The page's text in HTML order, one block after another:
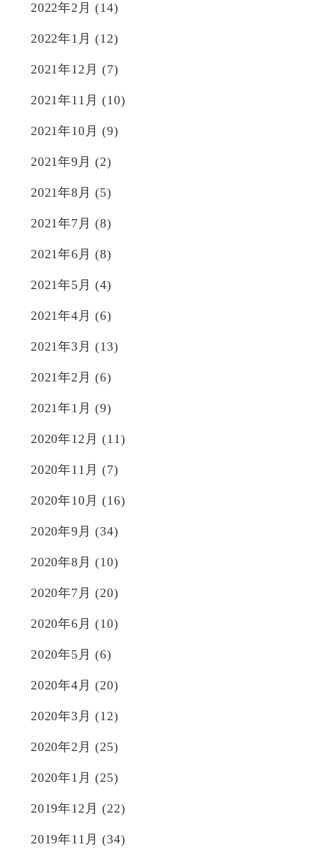
2022年2月 (14)
2022年1月 (12)
2021年12月 (7)
2021年11月 (10)
2021年10月 (9)
2021年9月 (2)
2021年8月 (5)
2021年7月 (8)
2021年6月 (8)
2021年5月 (4)
2021年4月 (6)
2021年3月 (13)
2021年2月 (6)
2021年1月 (9)
2020年12月 (11)
2020年11月 (7)
2020年10月 (16)
2020年9月 (34)
2020年8月 (10)
2020年7月 (20)
2020年6月 (10)
2020年5月 (6)
2020年4月 (20)
2020年3月 (12)
2020年2月 (25)
2020年1月 (25)
2019年12月 (22)
2019年11月 (34)